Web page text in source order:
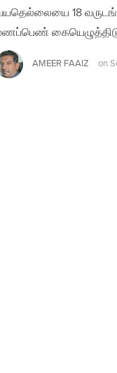
18
AMEER FAAIZ on